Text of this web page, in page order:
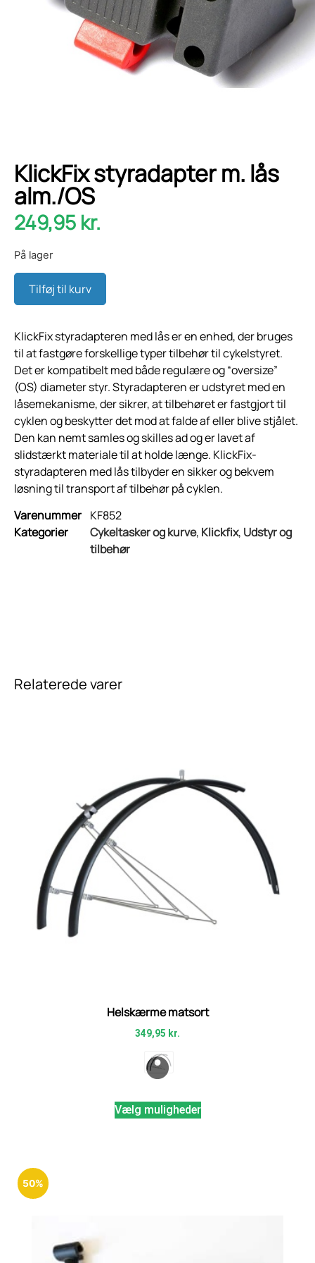
KlickFix styradapter m. lås
alm./OS
249,95 kr.
På lager
Tilføj til kurv
KlickFix styradapteren med lås er en enhed, der bruges
til at fastgøre forskellige typer tilbehør til cykelstyret.
Det er kompatibelt med både regulære og “oversize”
(OS) diameter styr. Styradapteren er udstyret med en
låsemekanisme, der sikrer, at tilbehøret er fastgjort til
cyklen og beskytter det mod at falde af eller blive stjålet.
Den kan nemt samles og skilles ad og er lavet af
slidstærkt materiale til at holde længe. KlickFix-
styradapteren med lås tilbyder en sikker og bekvem
løsning til transport af tilbehør på cyklen.
Varenummer KF852
Kategorier
Cykeltasker og kurve, Klickfix, Udstyr og
tilbehør
Relaterede varer
Helskærme matsort
349,95 kr.
Vælg muligheder
50%